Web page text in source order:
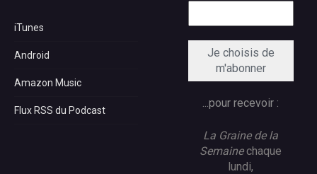
iTunes
Android
Amazon Music
Flux RSS du Podcast
...pour recevoir :
La Graine de la
Semainechaque
lundi,